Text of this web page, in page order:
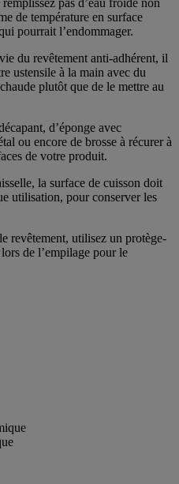
de température en surface
pourrait l’endommager.
du revêtement anti-adhérent, il
ustensile à la main avec du
plutôt que de le mettre au
d’éponge avec
ou encore de brosse à récurer à
de votre produit.
la surface de cuisson doit
utilisation, pour conserver les
revêtement, utilisez un protège-
de l’empilage pour le